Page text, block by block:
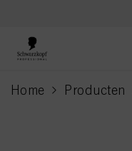
Home Producten